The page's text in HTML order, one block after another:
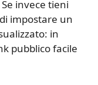
invece tieni
impostare un
in
pubblico facile